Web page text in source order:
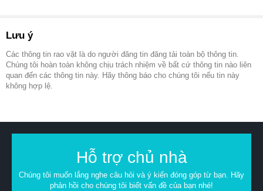
Lưu ý
Các thông tin rao vặt là do người đăng tin đăng tải toàn bộ thông tin.
Chúng tôi hoàn toàn không chịu trách nhiệm về bất cứ thông tin nào liên
quan đến các thông tin này. Hãy thông báo cho chúng tôi nếu tin này
không hợp lệ.
Hỗ trợ chủ nhà
Chúng tôi muốn lắng nghe câu hỏi và ý kiến đóng góp từ bạn. Hãy
phản hồi cho chúng tôi biết vấn đề của bạn nhé!